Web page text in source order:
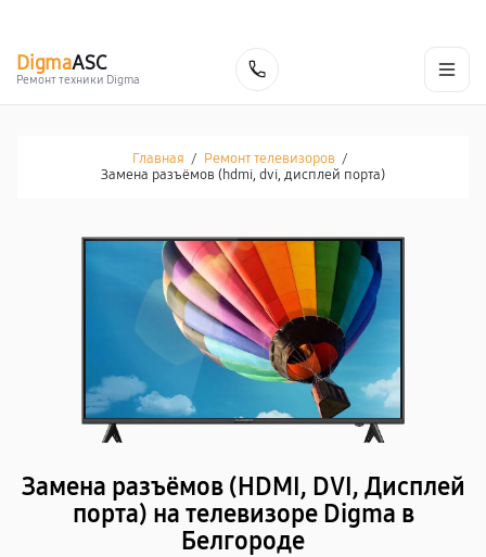
DigmaASC
Ремонт техники Digma
Главная / Ремонт телевизоров /
Замена разъёмов (hdmi, dvi, дисплей порта)
Замена разъёмов (HDMI, DVI, Дисплей
порта) на телевизоре Digma в
Белгороде